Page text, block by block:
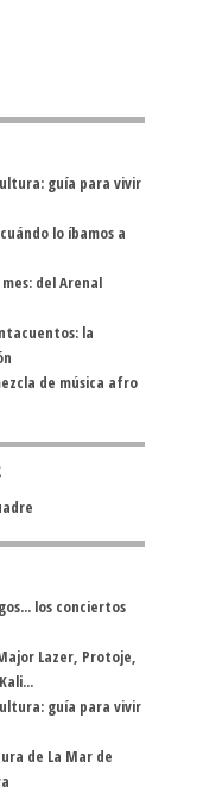
guía para vivir
lo íbamos a
del Arenal
la
de música afro
los conciertos
Lazer, Protoje,
guía para vivir
de La Mar de